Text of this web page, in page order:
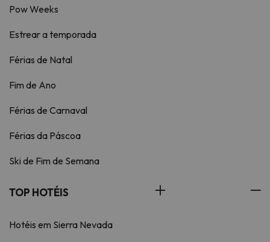
Pow Weeks
Estrear a temporada
Férias de Natal
Fim de Ano
Férias de Carnaval
Férias da Páscoa
Ski de Fim de Semana
TOP HOTÉIS
Hotéis em Sierra Nevada